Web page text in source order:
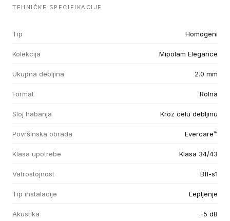
TEHNIČKE SPECIFIKACIJE
Tip Homogeni
Kolekcija Mipolam Elegance
Ukupna debljina 2.0 mm
Format Rolna
Sloj habanja Kroz celu debljinu
Površinska obrada Evercare™
Klasa upotrebe Klasa 34/43
Vatrostojnost Bfl-s1
Tip instalacije Lepljenje
Akustika -5 dB